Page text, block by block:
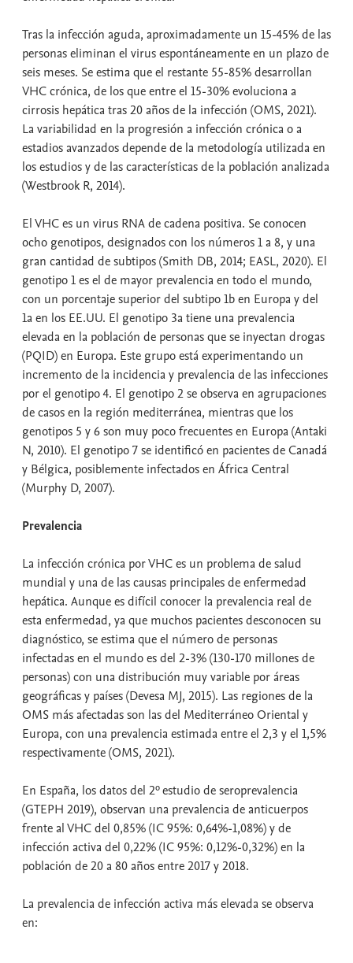
Tras la infección aguda, aproximadamente un 15-45% de las
personas eliminan el virus espontáneamente en un plazo de
seis meses. Se estima que el restante 55-85% desarrollan
VHC crónica, de los que entre el 15-30% evoluciona a
cirrosis hepática tras 20 años de la infección (OMS, 2021).
La variabilidad en la progresión a infección crónica o a
estadios avanzados depende de la metodología utilizada en
los estudios y de las características de la población analizada
(Westbrook R, 2014).
El VHC es un virus RNA de cadena positiva. Se conocen
ocho genotipos, designados con los números 1 a 8, y una
gran cantidad de subtipos (Smith DB, 2014; EASL, 2020). El
genotipo 1 es el de mayor prevalencia en todo el mundo,
con un porcentaje superior del subtipo 1b en Europa y del
1a en los EE.UU. El genotipo 3a tiene una prevalencia
elevada en la población de personas que se inyectan drogas
(PQID) en Europa. Este grupo está experimentando un
incremento de la incidencia y prevalencia de las infecciones
por el genotipo 4. El genotipo 2 se observa en agrupaciones
de casos en la región mediterránea, mientras que los
genotipos 5 y 6 son muy poco frecuentes en Europa (Antaki
N, 2010). El genotipo 7 se identificó en pacientes de Canadá
y Bélgica, posiblemente infectados en África Central
(Murphy D, 2007).
Prevalencia
La infección crónica por VHC es un problema de salud
mundial y una de las causas principales de enfermedad
hepática. Aunque es difícil conocer la prevalencia real de
esta enfermedad, ya que muchos pacientes desconocen su
diagnóstico, se estima que el número de personas
infectadas en el mundo es del 2-3% (130-170 millones de
personas) con una distribución muy variable por áreas
geográficas y países (Devesa MJ, 2015). Las regiones de la
OMS más afectadas son las del Mediterráneo Oriental y
Europa, con una prevalencia estimada entre el 2,3 y el 1,5%
respectivamente (OMS, 2021).
En España, los datos del 2º estudio de seroprevalencia
(GTEPH 2019), observan una prevalencia de anticuerpos
frente al VHC del 0,85% (IC 95%: 0,64%-1,08%) y de
infección activa del 0,22% (IC 95%: 0,12%-0,32%) en la
población de 20 a 80 años entre 2017 y 2018.
La prevalencia de infección activa más elevada se observa
en: